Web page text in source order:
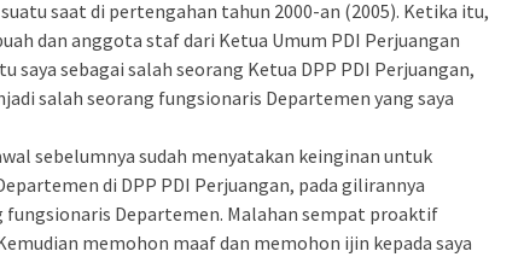
saat di pertengahan tahun 2000-an (2005). Ketika itu,
dan anggota staf dari Ketua Umum PDI Perjuangan
saya sebagai salah seorang Ketua DPP PDI Perjuangan,
salah seorang fungsionaris Departemen yang saya
sebelumnya sudah menyatakan keinginan untuk
di DPP PDI Perjuangan, pada gilirannya
fungsionaris Departemen. Malahan sempat proaktif
memohon maaf dan memohon ijin kepada saya